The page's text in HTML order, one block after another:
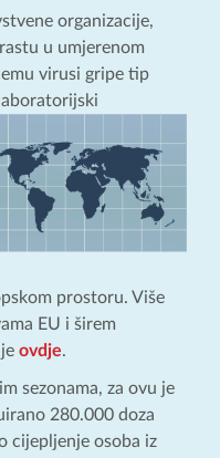
organizacije,
u umjerenom
virusi gripe tip
prostoru. Više
EU i širem
ovdje.
sezonama, za ovu je
280.000 doza
cijepljenje osoba iz